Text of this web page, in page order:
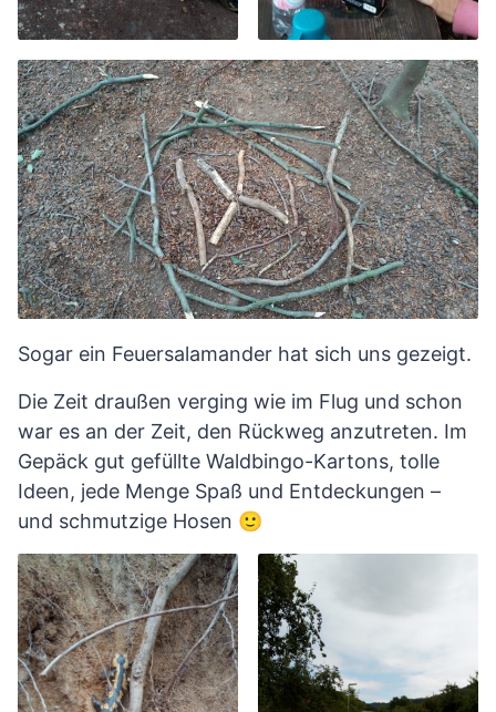
Sogar ein Feuersalamander hat sich uns gezeigt.
Die Zeit draußen verging wie im Flug und schon
war es an der Zeit, den Rückweg anzutreten. Im
Gepäck gut gefüllte Waldbingo-Kartons, tolle
Ideen, jede Menge Spaß und Entdeckungen –
und schmutzige Hosen 🙂